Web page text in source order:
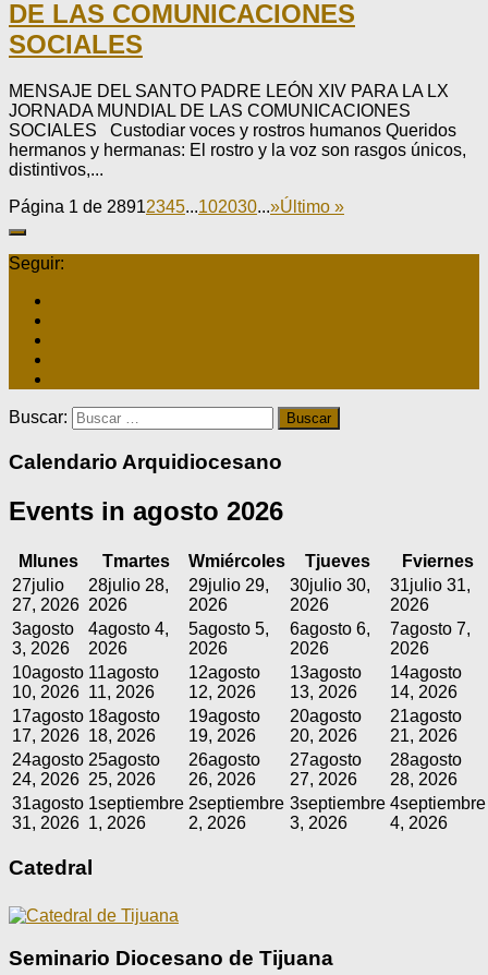
DE LAS COMUNICACIONES
SOCIALES
MENSAJE DEL SANTO PADRE LEÓN XIV PARA LA LX
JORNADA MUNDIAL DE LAS COMUNICACIONES
SOCIALES Custodiar voces y rostros humanos Queridos
hermanos y hermanas: El rostro y la voz son rasgos únicos,
distintivos,...
Página 1 de 28912345...102030...»Último »
Seguir:
Buscar:
Calendario Arquidiocesano
Events in agosto 2026
M lunes Tmartes Wmiércoles Tjueves Fviernes
27julio
27, 2026
28julio 28,
2026
29julio 29,
2026
30julio 30,
2026
31julio 31,
2026
3agosto
3, 2026
4agosto 4,
2026
5agosto 5,
2026
6agosto 6,
2026
7agosto 7,
2026
10agosto
10, 2026
11agosto
11, 2026
12agosto
12, 2026
13agosto
13, 2026
14agosto
14, 2026
17agosto
17, 2026
18agosto
18, 2026
19agosto
19, 2026
20agosto
20, 2026
21agosto
21, 2026
24agosto
24, 2026
25agosto
25, 2026
26agosto
26, 2026
27agosto
27, 2026
28agosto
28, 2026
31agosto
31, 2026
1septiembre
1, 2026
2septiembre
2, 2026
3septiembre
3, 2026
4septiembre
4, 2026
Catedral
Seminario Diocesano de Tijuana